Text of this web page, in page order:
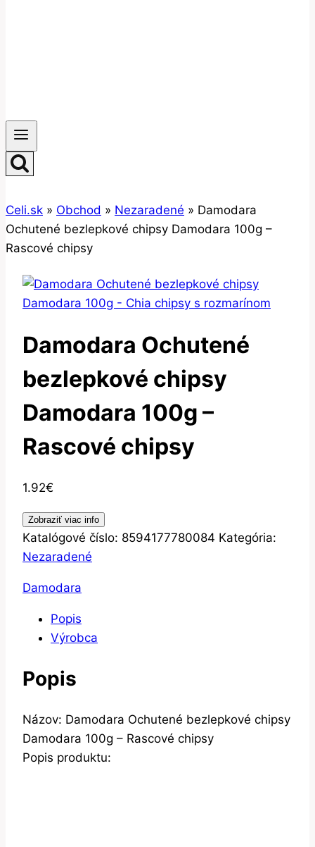
Celi.sk » Obchod » Nezaradené » Damodara
Ochutené bezlepkové chipsy Damodara 100g –
Rascové chipsy
Damodara Ochutené
bezlepkové chipsy
Damodara 100g –
Rascové chipsy
1.92€
Zobraziť viac info
Katalógové číslo: 8594177780084 Kategória:
Nezaradené
Damodara
Popis
Výrobca
Popis
Názov: Damodara Ochutené bezlepkové chipsy
Damodara 100g – Rascové chipsy
Popis produktu: